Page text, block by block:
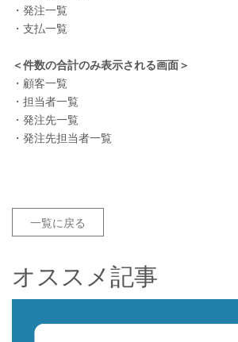
・発注一覧
・支払一覧
＜件数の合計のみ表示される画面＞
・顧客一覧
・担当者一覧
・発注先一覧
・発注先担当者一覧
一覧に戻る
オススメ記事